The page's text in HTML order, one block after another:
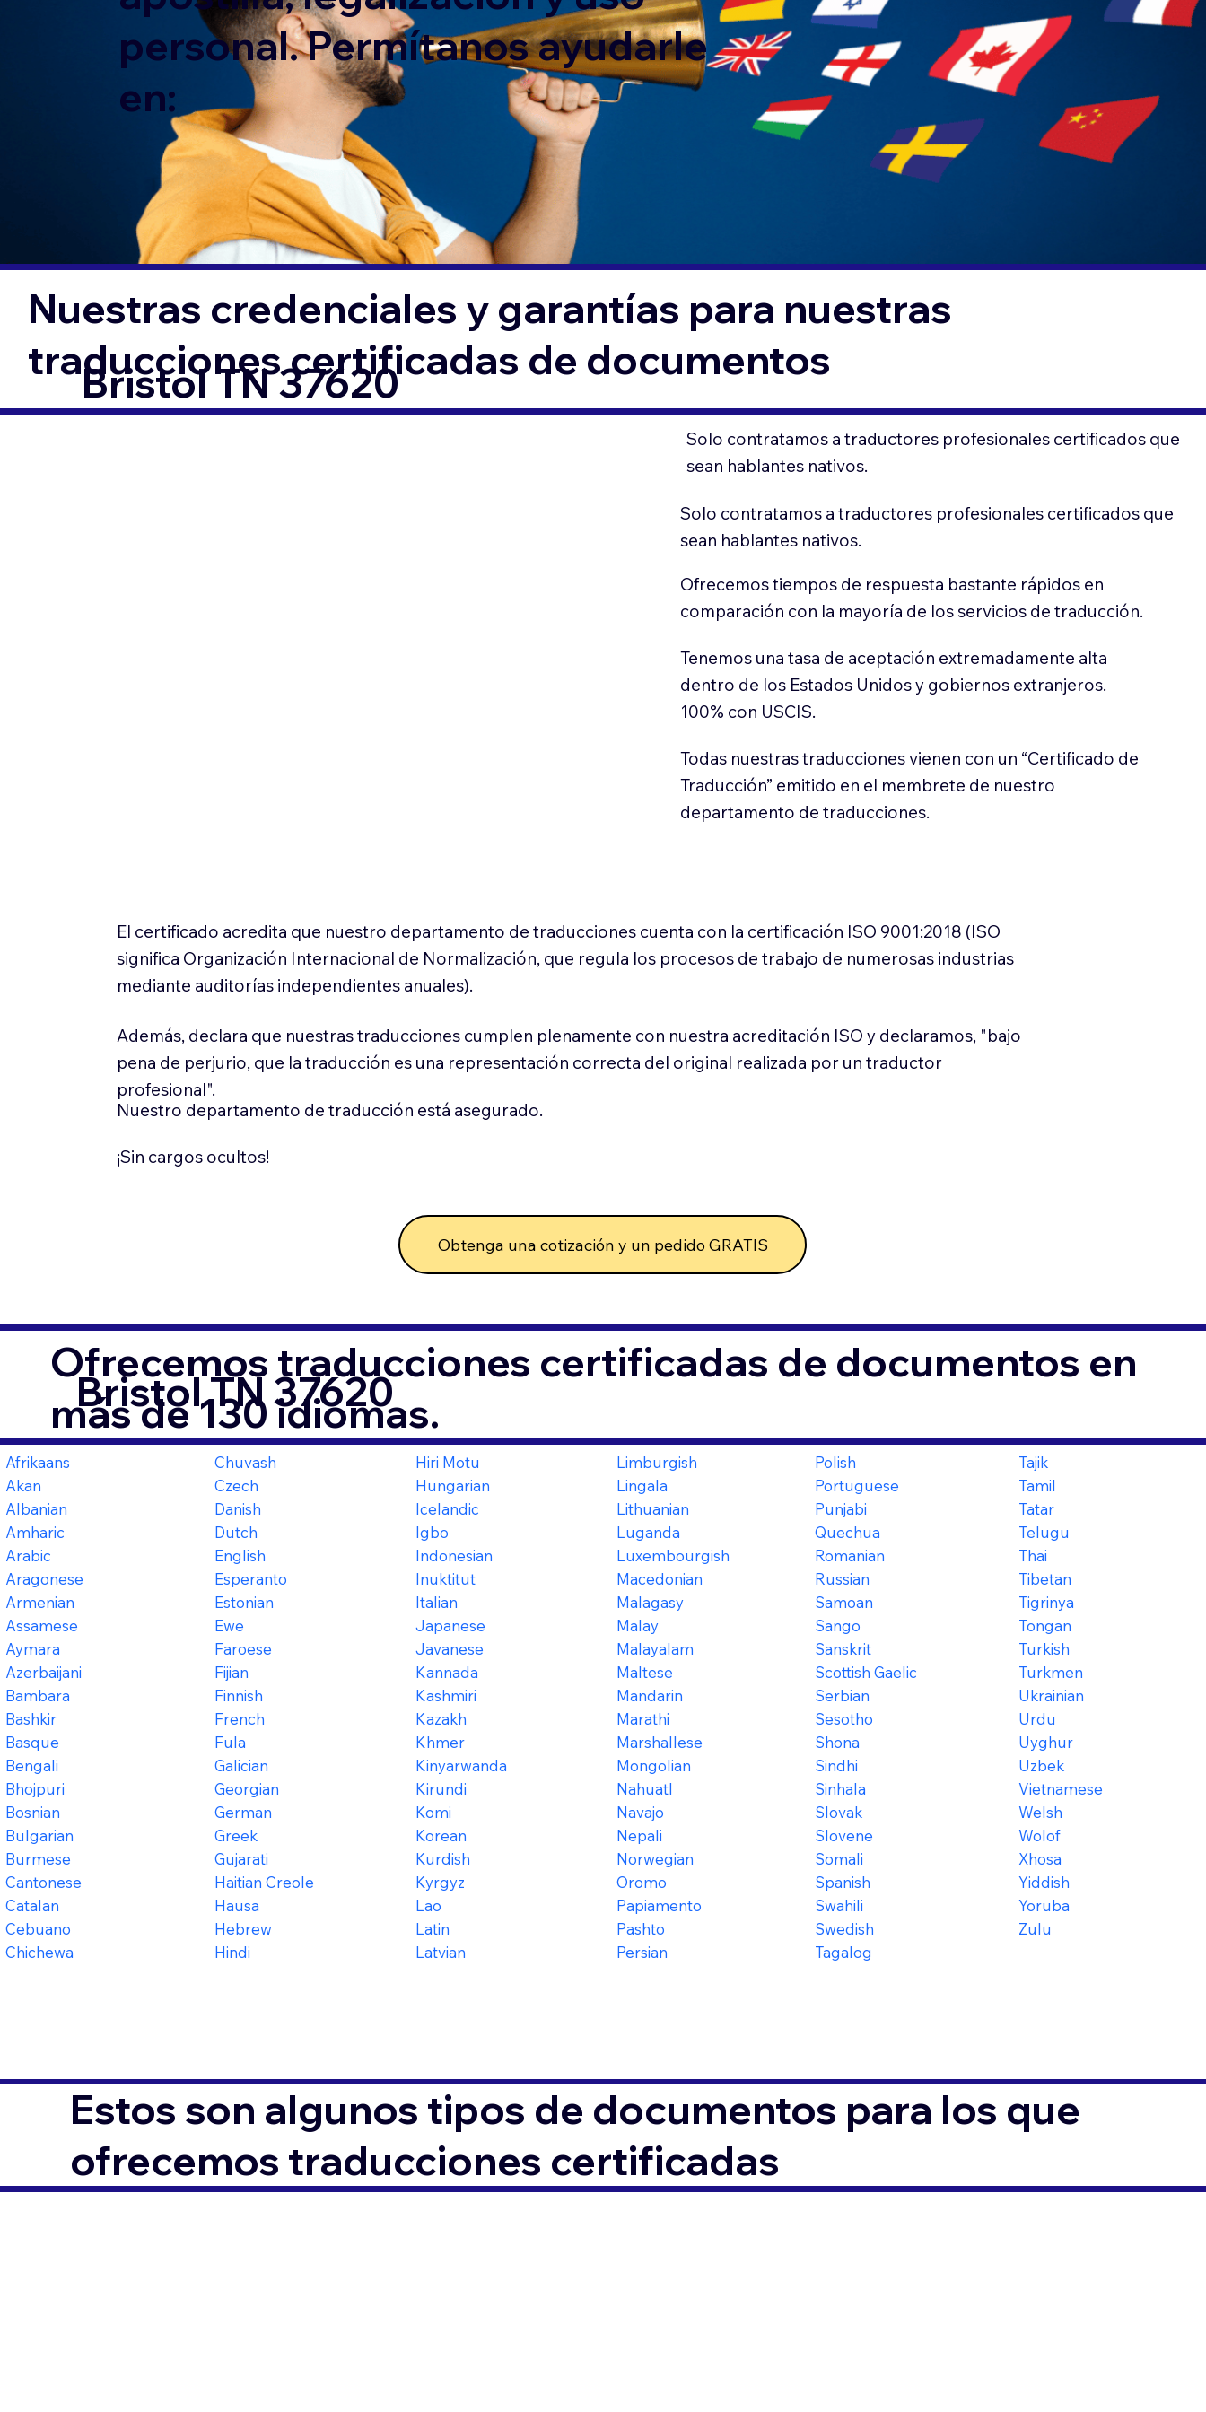
personal. Permítanos ayudarle
en:
Nuestras credenciales y garantías para nuestras
traducciones certificadas de documentos
Bristol TN 37620
Solo contratamos a traductores profesionales certificados que
sean hablantes nativos.
Solo contratamos a traductores profesionales certificados que
sean hablantes nativos.
Ofrecemos tiempos de respuesta bastante rápidos en
comparación con la mayoría de los servicios de traducción.
Tenemos una tasa de aceptación extremadamente alta
dentro de los Estados Unidos y gobiernos extranjeros.
100% con USCIS.
Todas nuestras traducciones vienen con un “Certificado de
Traducción” emitido en el membrete de nuestro
departamento de traducciones.
El certificado acredita que nuestro departamento de traducciones cuenta con la certificación ISO 9001:2018 (ISO
significa Organización Internacional de Normalización, que regula los procesos de trabajo de numerosas industrias
mediante auditorías independientes anuales).
Además, declara que nuestras traducciones cumplen plenamente con nuestra acreditación ISO y declaramos, "bajo
pena de perjurio, que la traducción es una representación correcta del original realizada por un traductor
profesional".
Nuestro departamento de traducción está asegurado.
¡Sin cargos ocultos!
Obtenga una cotización y un pedido GRATIS
Ofrecemos traducciones certificadas de documentos en
más de 130 idiomas.
Bristol TN 37620
Afrikaans
Akan
Albanian
Amharic
Arabic
Aragonese
Armenian
Assamese
Aymara
Azerbaijani
Bambara
Bashkir
Basque
Bengali
Bhojpuri
Bosnian
Bulgarian
Burmese
Cantonese
Catalan
Cebuano
Chichewa
Chuvash
Czech
Danish
Dutch
English
Esperanto
Estonian
Ewe
Faroese
Fijian
Finnish
French
Fula
Galician
Georgian
German
Greek
Gujarati
Haitian Creole
Hausa
Hebrew
Hindi
Hiri Motu
Hungarian
Icelandic
Igbo
Indonesian
Inuktitut
Italian
Japanese
Javanese
Kannada
Kashmiri
Kazakh
Khmer
Kinyarwanda
Kirundi
Komi
Korean
Kurdish
Kyrgyz
Lao
Latin
Latvian
Limburgish
Lingala
Lithuanian
Luganda
Luxembourgish
Macedonian
Malagasy
Malay
Malayalam
Maltese
Mandarin
Marathi
Marshallese
Mongolian
Nahuatl
Navajo
Nepali
Norwegian
Oromo
Papiamento
Pashto
Persian
Polish
Portuguese
Punjabi
Quechua
Romanian
Russian
Samoan
Sango
Sanskrit
Scottish Gaelic
Serbian
Sesotho
Shona
Sindhi
Sinhala
Slovak
Slovene
Somali
Spanish
Swahili
Swedish
Tagalog
Tajik
Tamil
Tatar
Telugu
Thai
Tibetan
Tigrinya
Tongan
Turkish
Turkmen
Ukrainian
Urdu
Uyghur
Uzbek
Vietnamese
Welsh
Wolof
Xhosa
Yiddish
Yoruba
Zulu
Estos son algunos tipos de documentos para los que
ofrecemos traducciones certificadas